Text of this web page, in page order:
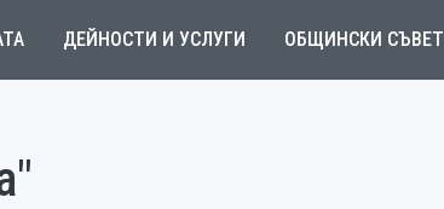
ДЕЙНОСТИ И УСЛУГИ ОБЩИНСКИ СЪВЕТ